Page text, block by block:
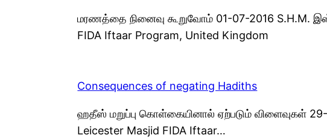
மரணத்தை நினைவு கூறுவோம் 01-07-2016 S.H.M.
FIDA Iftaar Program, United Kingdom
Consequences of negating Hadiths
ஹதீஸ் மறுப்பு கொள்கையினால் ஏற்படும் விளைவுகள்
Leicester Masjid FIDA Iftaar…